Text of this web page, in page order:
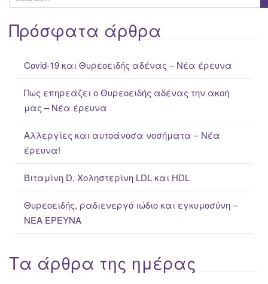
e
a
rΠρόσφατα άρθρα
Covid-19 και Θυρεοειδής αδένας – Νέα έρευνα
Πως επηρεάζει ο Θυρεοειδής αδένας την ακοή
μας – Νέα έρευνα
Αλλεργίες και αυτοάνοσα νοσήματα – Νέα
έρευνα!
Βιταμίνη D, Χοληστερίνη LDL και HDL
Θυρεοειδής, ραδιενεργό ιώδιο και εγκυμοσύνη –
ΝΕΑ ΈΡΕΥΝΑ
Τα άρθρα της ημέρας